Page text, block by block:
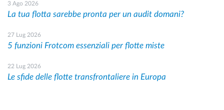
3 Ago 2026
La tua flotta sarebbe pronta per un audit domani?
27 Lug 2026
5 funzioni Frotcom essenziali per flotte miste
22 Lug 2026
Le sfide delle flotte transfrontaliere in Europa